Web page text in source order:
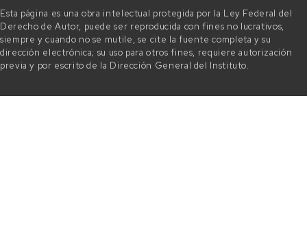
Esta página es una obra intelectual protegida por la Ley Federal del
Derecho de Autor, puede ser reproducida con fines no lucrativos,
siempre y cuando no se mutile, se cite la fuente completa y su
dirección electrónica; su uso para otros fines, requiere autorización
previa y por escrito de la Dirección General del Instituto.